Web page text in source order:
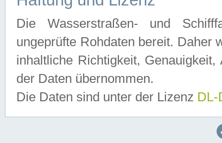
Die Wasserstraßen- und
ungeprüfte Rohdaten bereit. Daher
inhaltliche Richtigkeit,
der Daten übernommen.
Die Daten sind unter der Lizenz